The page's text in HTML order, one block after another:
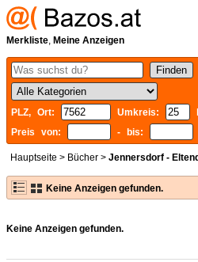
Merkliste, Meine Anzeigen
PLZ, Ort: Umkreis:
Preis von:
- bis:
Hauptseite > Bücher > Jennersdorf -
Keine Anzeigen gefunden.
Keine Anzeigen gefunden.